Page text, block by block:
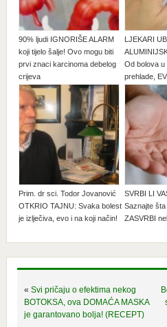
90% ljudi IGNORIŠE ALARM
koji tijelo šalje! Ovo mogu biti
prvi znaci karcinoma debelog
crijeva
LJEKARI
Od bolova u
prehlade,
Prim. dr sci. Todor Jovanović
OTKRIO TAJNU: Svaka bolest
je izlječiva, evo i na koji način!
SVRBI LI
Saznajte
ZASVRBI
« Svi pričaju o efektima nekog
BOTOKSA, ova DOMAĆA MASKA
je garantovano bolja! (RECEPT)